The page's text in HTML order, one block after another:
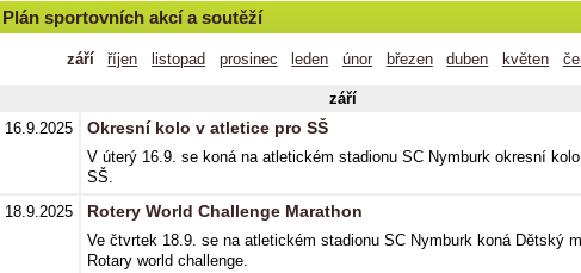
Plán sportovních akcí a soutěží
září říjen listopad prosinec leden únor březen duben květen
září
16.9.2025
Okresní kolo v atletice pro SŠ
V úterý 16.9. se koná na atletickém stadionu SC Nymburk okresní
SŠ.
18.9.2025
Rotery World Challenge Marathon
Ve čtvrtek 18.9. se na atletickém stadionu SC Nymburk koná Dětský
Rotary world challenge.